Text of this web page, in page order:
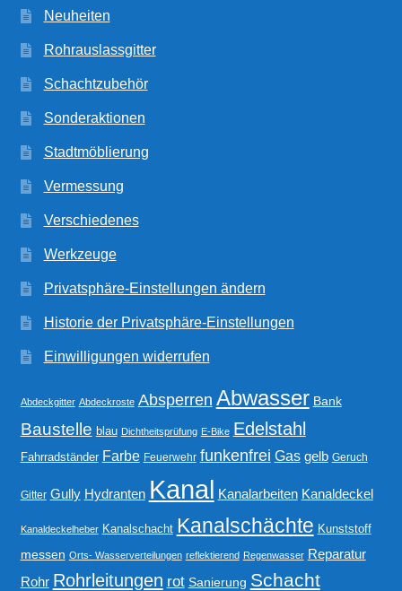
Neuheiten
Rohrauslassgitter
Schachtzubehör
Sonderaktionen
Stadtmöblierung
Vermessung
Verschiedenes
Werkzeuge
Privatsphäre-Einstellungen ändern
Historie der Privatsphäre-Einstellungen
Einwilligungen widerrufen
Abdeckgitter Abdeckroste Absperren Abwasser Bank
Baustelle blau Dichtheitsprüfung E-Bike Edelstahl
Fahrradständer Farbe Feuerwehr funkenfrei Gas gelb Geruch
Gitter Gully Hydranten Kanal Kanalarbeiten Kanaldeckel
Kanaldeckelheber Kanalschacht Kanalschächte Kunststoff
messen Orts- Wasserverteilungen reflektierend Regenwasser Reparatur
Rohr Rohrleitungen rot Sanierung Schacht